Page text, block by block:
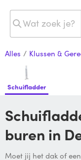
Alles / Klussen &
Schuifladder
Schuifladder huren van je
buren in
Moet jij het dak of